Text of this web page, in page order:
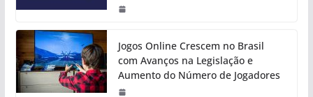
Jogos Online Crescem no Brasil
com Avanços na Legislação e
Aumento do Número de Jogadores